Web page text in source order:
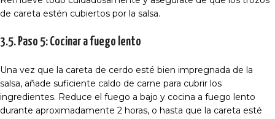
de careta estén cubiertos por la salsa.
3.5. Paso 5: Cocinar a fuego lento
Una vez que la careta de cerdo esté bien impregnada de la
salsa, añade suficiente caldo de carne para cubrir los
ingredientes. Reduce el fuego a bajo y cocina a fuego lento
durante aproximadamente 2 horas, o hasta que la careta esté